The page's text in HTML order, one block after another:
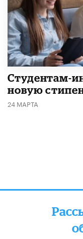
Студентам-
новую
24 МАРТА